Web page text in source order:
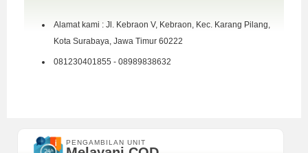
Alamat kami : Jl. Kebraon V, Kebraon, Kec. Karang Pilang,
Kota Surabaya, Jawa Timur 60222
081230401855 - 08989838632
PENGAMBILAN UNIT